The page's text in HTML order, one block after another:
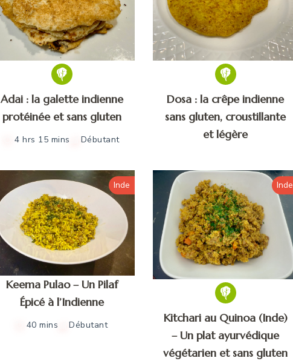
Adai : la galette indienne
protéinée et sans gluten
4 hrs 15 mins Débutant
Dosa : la crêpe indienne
sans gluten, croustillante
et légère
Inde
Keema Pulao – Un Pilaf
Épicé à l’Indienne
40 mins Débutant
Inde
Kitchari au Quinoa (Inde)
– Un plat ayurvédique
végétarien et sans gluten